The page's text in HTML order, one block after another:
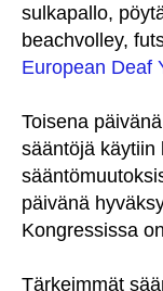
sulkapallo,
beachvolley,
European Deaf
Toisena
sääntöjä käytiin
päivänä
Kongressissa
Tärkeimmät